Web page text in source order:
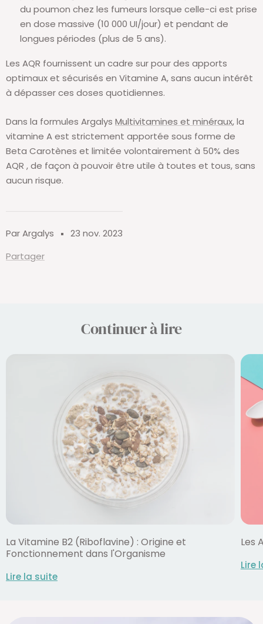
Par Argalys
23 nov. 2023
Partager
du poumon chez les fumeurs lorsque celle-ci est prise
en dose massive (10 000 UI/jour) et pendant de
longues périodes (plus de 5 ans).
Les AQR fournissent un cadre sur pour des apports
optimaux et sécurisés en Vitamine A, sans aucun intérêt
à dépasser ces doses quotidiennes.
Dans la formules Argalys Multivitamines et minéraux, la
vitamine A est strictement apportée sous forme de
Beta Carotènes et limitée volontairement à 50% des
AQR , de façon à pouvoir être utile à toutes et tous, sans
aucun risque.
Continuer à lire
La Vitamine B2 (Riboflavine) : Origine et
Fonctionnement dans l'Organisme
Lire la suite
Les
Lire